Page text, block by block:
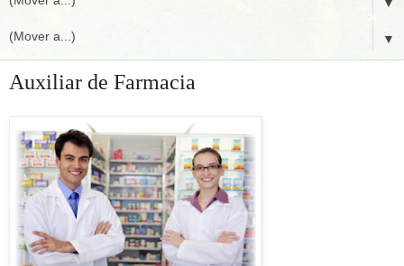
▼
▼
Auxiliar de Farmacia